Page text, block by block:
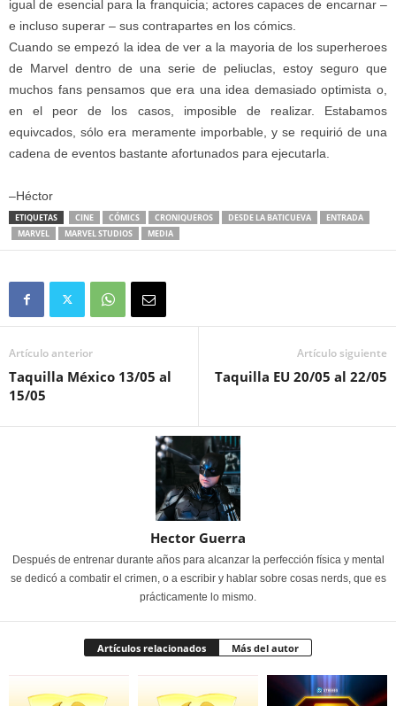
igual de esencial para la franquicia; actores capaces de encarnar –
e incluso superar – sus contrapartes en los cómics.
Cuando se empezó la idea de ver a la mayoria de los superheroes
de Marvel dentro de una serie de peliuclas, estoy seguro que
muchos fans pensamos que era una idea demasiado optimista o,
en el peor de los casos, imposible de realizar. Estabamos
equivcados, sólo era meramente imporbable, y se requirió de una
cadena de eventos bastante afortunados para ejecutarla.
–Héctor
ETIQUETAS CINE CÓMICS CRONIQUEROS DESDE LA BATICUEVA
ENTRADA
MARVEL
MARVEL STUDIOS MEDIA
Artículo anterior
Taquilla México 13/05 al
15/05
Artículo siguiente
Taquilla EU 20/05 al 22/05
Hector Guerra
Después de entrenar durante años para alcanzar la perfección física y mental
se dedicó a combatir el crimen, o a escribir y hablar sobre cosas nerds, que es
prácticamente lo mismo.
Artículos relacionados Más del autor